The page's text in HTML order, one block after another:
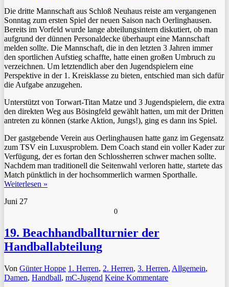
Die dritte Mannschaft aus Schloß Neuhaus reiste am vergangenen
Sonntag zum ersten Spiel der neuen Saison nach Oerlinghausen.
Bereits im Vorfeld wurde lange abteilungsintern diskutiert, ob man
aufgrund der dünnen Personaldecke überhaupt eine Mannschaft
melden sollte. Die Mannschaft, die in den letzten 3 Jahren immer
den sportlichen Aufstieg schaffte, hatte einen großen Umbruch zu
verzeichnen. Um letztendlich aber den Jugendspielern eine
Perspektive in der 1. Kreisklasse zu bieten, entschied man sich dafür
die Aufgabe anzugehen.
Unterstützt von Torwart-Titan Matze und 3 Jugendspielern, die extra
den direkten Weg aus Bösingfeld gewählt hatten, um mit der Dritten
antreten zu können (starke Aktion, Jungs!), ging es dann ins Spiel.
Der gastgebende Verein aus Oerlinghausen hatte ganz im Gegensatz
zum TSV ein Luxusproblem. Dem Coach stand ein voller Kader zur
Verfügung, der es fortan den Schlossherren schwer machen sollte.
Nachdem man traditionell die Seitenwahl verloren hatte, startete das
Match pünktlich in der hochsommerlich warmen Sporthalle.
Weiterlesen »
Juni 27
0
19. Beachhandballturnier der
Handballabteilung
Von Günter Hoppe 1. Herren, 2. Herren, 3. Herren, Allgemein,
Damen, Handball, mC-Jugend Keine Kommentare